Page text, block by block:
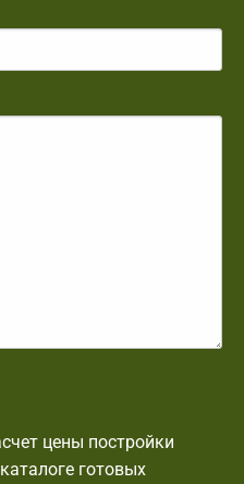
цены постройки
готовых